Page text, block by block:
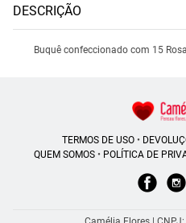
DESCRIÇÃO
Buquê confeccionado com 15
TERMOS DE USO•
QUEM SOMOS• POLÍTICA DE